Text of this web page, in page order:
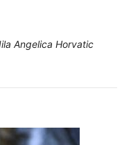
Angelica Horvatic